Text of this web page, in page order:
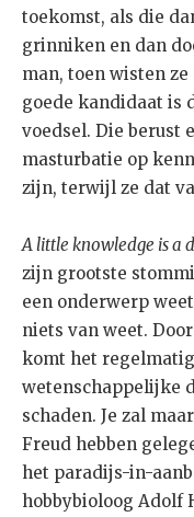
toekomst, als die
grinniken en dan
man, toen wisten
goede kandidaat is
voedsel. Die berust
masturbatie op
zijn, terwijl ze dat
A little knowledge is a
zijn grootste
een onderwerp
niets van weet.
komt het
wetenschappelijke
schaden. Je zal
Freud hebben
het paradijs-in-
hobbybioloog Adolf